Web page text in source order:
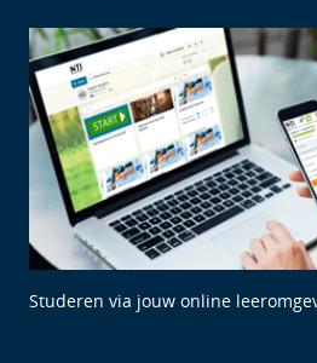
Studeren via jouw online